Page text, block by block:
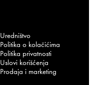
Uredništvo
Politika o kolačićima
Politika privatnosti
Uslovi korišćenja
Prodaja i marketing